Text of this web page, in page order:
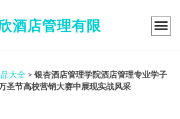
酒店管理有限
大全 > 银杏酒店管理学院酒店管理专业学子
圣节高校营销大赛中展现实战风采